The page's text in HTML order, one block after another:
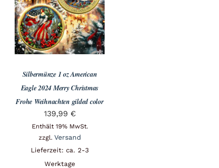
Angebote
Über Uns
Silbermünze 1 oz American
Eagle 2024 Merry Christmas
Frohe Weihnachten gilded color
139,99 €
Enthält 19% MwSt.
zzgl. Versand
Lieferzeit: ca. 2-3
Werktage